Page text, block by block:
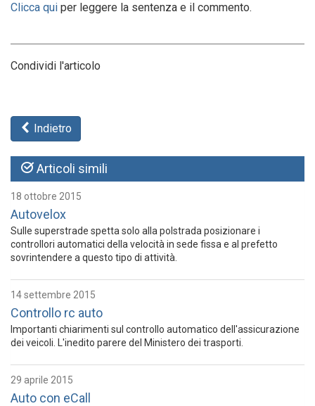
Clicca qui per leggere la sentenza e il commento.
Condividi l'articolo
Indietro
Articoli simili
18 ottobre 2015
Autovelox
Sulle superstrade spetta solo alla polstrada posizionare i
controllori automatici della velocità in sede fissa e al prefetto
sovrintendere a questo tipo di attività.
14 settembre 2015
Controllo rc auto
Importanti chiarimenti sul controllo automatico dell'assicurazione
dei veicoli. L'inedito parere del Ministero dei trasporti.
29 aprile 2015
Auto con eCall